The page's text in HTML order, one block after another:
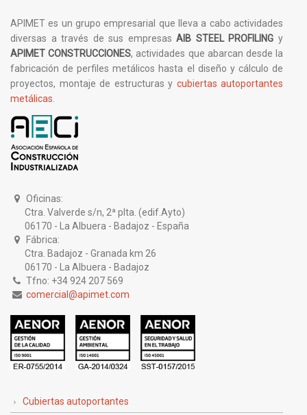
APIMET es un grupo empresarial que lleva a cabo actividades
diversas a través de sus empresasAIB STEEL PROFILING y
APIMET CONSTRUCCIONES, actividades que abarcan desde la
fabricación de perfiles metálicos hasta el diseño y cálculo de
proyectos, montaje de estructuras y cubiertas autoportantes
metálicas
Oficinas:
Ctra. Valverde s/n, 2ª plta. (edif.Ayto)
06170 - La Albuera - Badajoz - España
Fábrica:
Ctra. Badajoz - Granada km 26
06170 - La Albuera - Badajoz
Tfno: +34 924 207 569
comercial@apimet.com
Cubiertas autoportantes